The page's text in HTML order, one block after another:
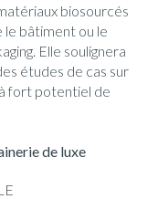
biosourcés
le bâtiment ou le
Elle soulignera
études de cas sur
fort potentiel de
de luxe